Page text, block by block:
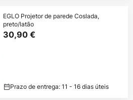
EGLO Projetor de parede Coslada,
preto/latão
30,90 €
Prazo de entrega: 11 - 16 dias úteis